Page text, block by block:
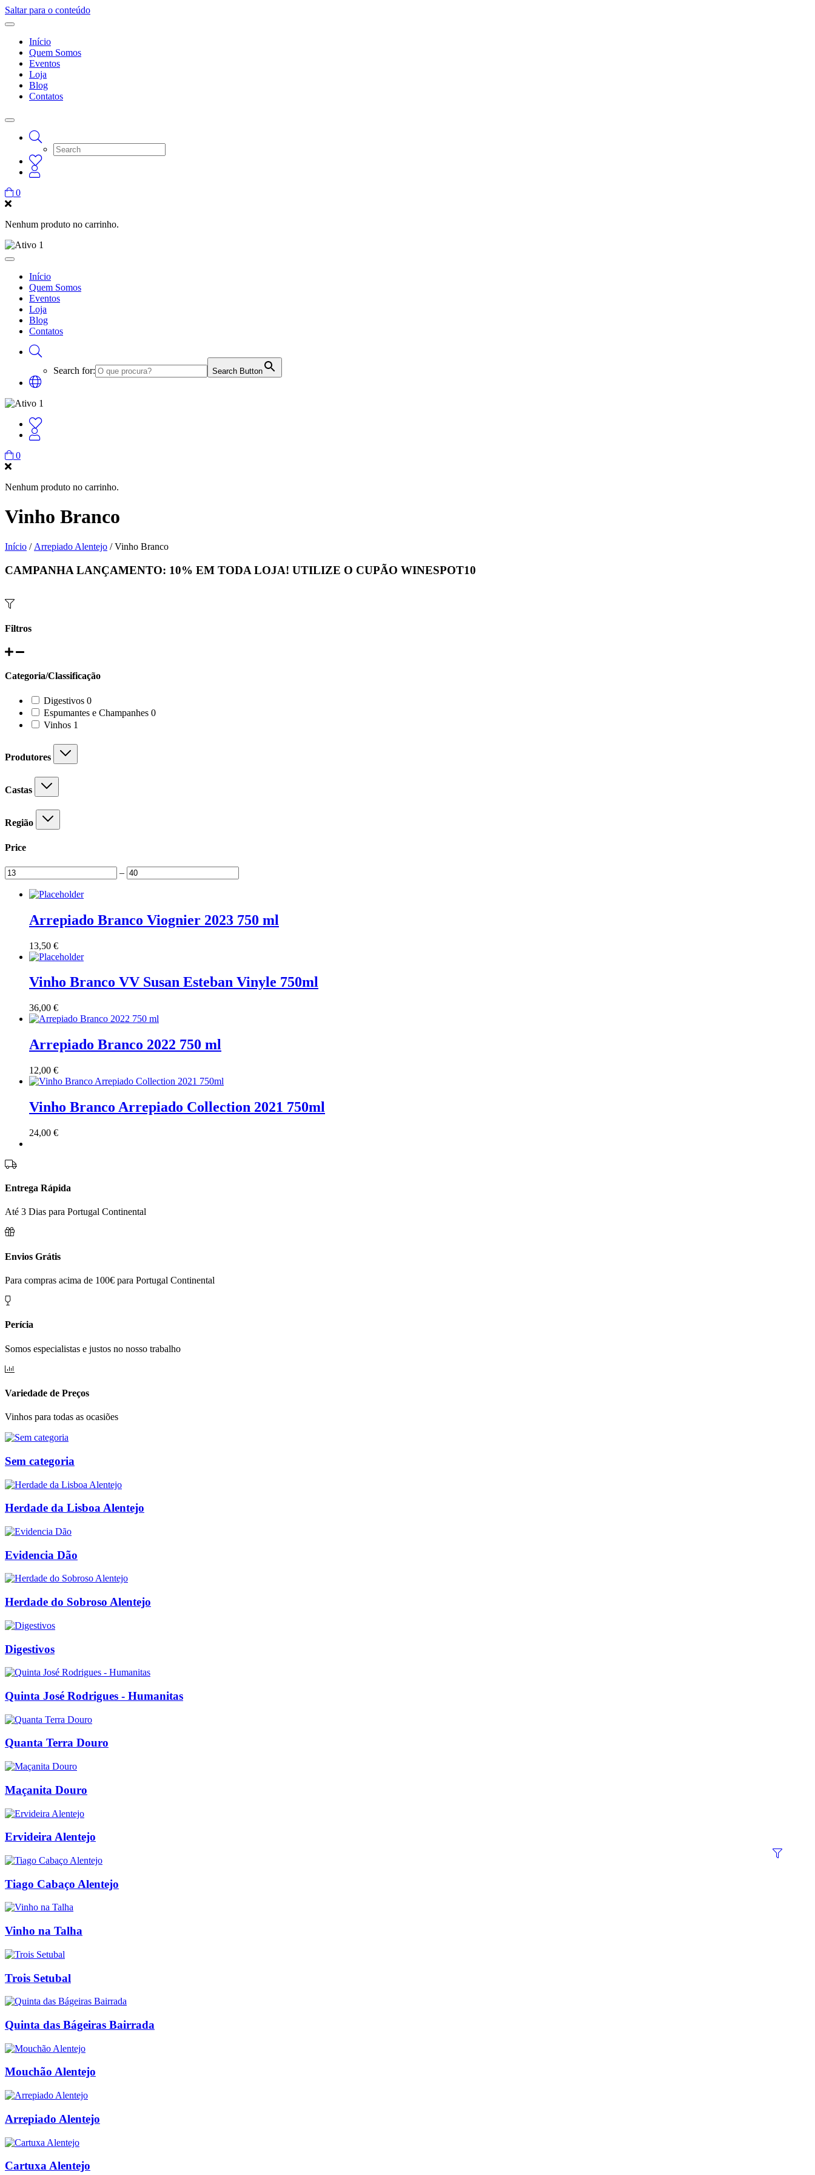
Saltar para o conteúdo
Início
Quem Somos
Eventos
Loja
Blog
Contatos
0
Nenhum produto no carrinho.
Início
Quem Somos
Eventos
Loja
Blog
Contatos
Search for: Search Button
0
Nenhum produto no carrinho.
Vinho Branco
Início / Arrepiado Alentejo / Vinho Branco
CAMPANHA LANÇAMENTO: 10% EM TODA LOJA! UTILIZE O CUPÃO WINESPOT10
Filtros
Categoria/Classificação
Digestivos 00
products
Espumantes e Champanhes 00
Vinhos 1
Produtores
Castas
Região
Price
–
Arrepiado Branco Viognier 2023 750 ml
13,50 €
Vinho Branco VV Susan Esteban Vinyle 750ml
36,00 €
Arrepiado Branco 2022 750 ml
12,00 €
Vinho Branco Arrepiado Collection 2021 750ml
24,00 €
Entrega Rápida
Até 3 Dias para Portugal Continental
Envios Grátis
Para compras acima de 100€ para Portugal Continental
Perícia
Somos especialistas e justos no nosso trabalho
Variedade de Preços
Vinhos para todas as ocasiões
Sem categoria
Herdade da Lisboa Alentejo
Evidencia Dão
Herdade do Sobroso Alentejo
Digestivos
Quinta José Rodrigues - Humanitas
Quanta Terra Douro
Maçanita Douro
Ervideira Alentejo
Tiago Cabaço Alentejo
Vinho na Talha
Trois Setubal
Quinta das Bágeiras Bairrada
Mouchão Alentejo
Arrepiado Alentejo
Cartuxa Alentejo